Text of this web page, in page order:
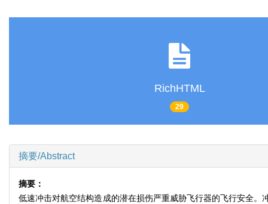
RichHTML
29
摘要/Abstract
摘要：
低速冲击对航空结构造成的潜在损伤严重威胁飞行器的飞行安全